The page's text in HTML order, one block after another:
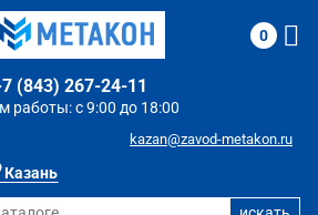
Казань
работы: с 9:00 до 18:00
(843) 267-24-11
kazan@zavod-metakon.ru
0